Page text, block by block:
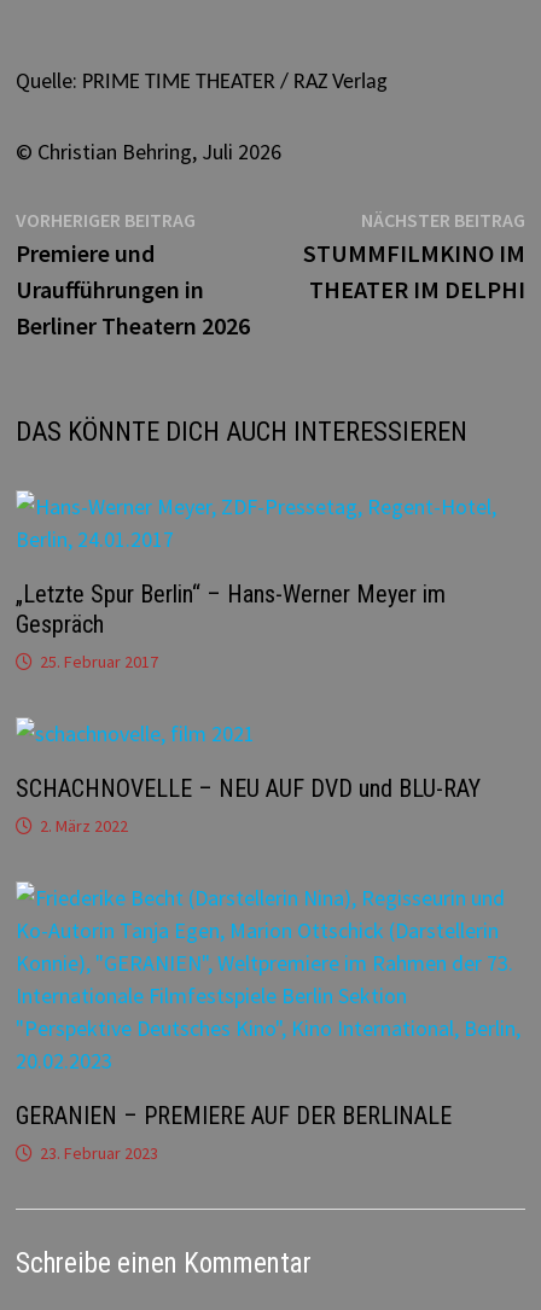
Quelle: PRIME TIME THEATER / RAZ Verlag
© Christian Behring, Juli 2026
Beitragsnavigation
VORHERIGER BEITRAGVorheriger
Premiere und
Uraufführungen in
Berliner Theatern 2026
NÄCHSTER BEITRAG
STUMMFILMKINO IM
THEATER IM DELPHI
DAS KÖNNTE DICH AUCH INTERESSIEREN
„Letzte Spur Berlin“ – Hans-Werner Meyer im
Gespräch
25. Februar 2017
SCHACHNOVELLE – NEU AUF DVD und BLU-RAY
2. März 2022
GERANIEN – PREMIERE AUF DER BERLINALE
23. Februar 2023
Schreibe einen Kommentar